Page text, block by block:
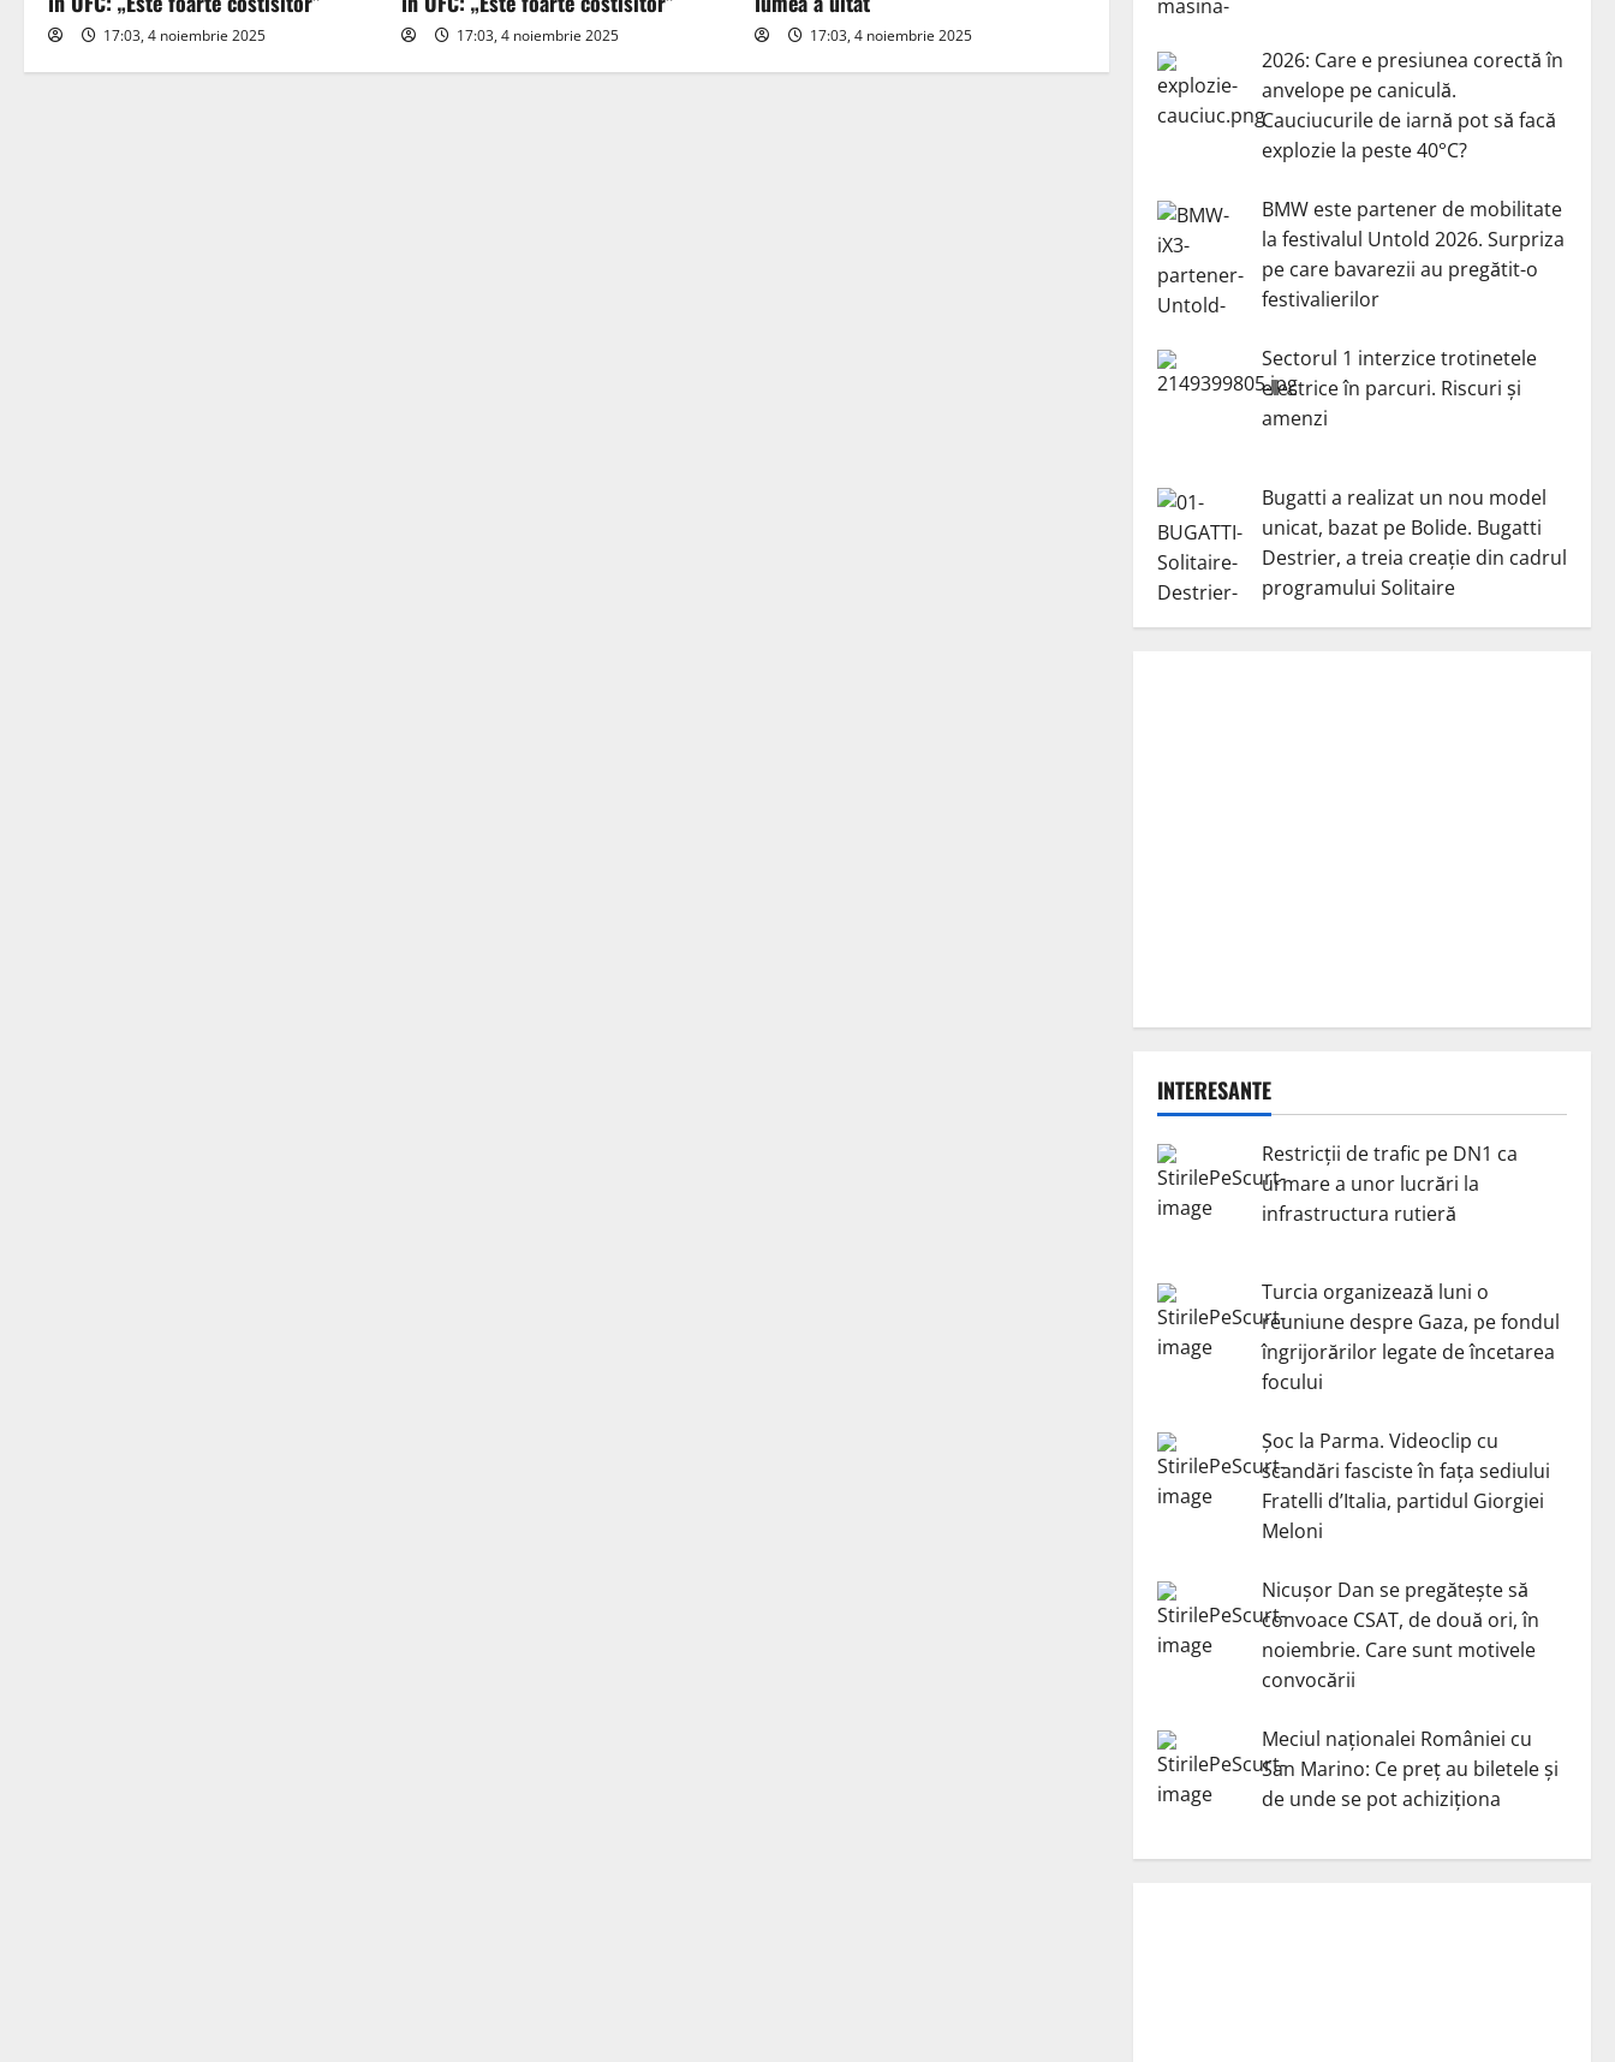
g
a
17:03, 4 noiembrie 2025 17:03, 4 noiembrie 2025 17:03, 4 noiembrie 2025
2026: Care e presiunea corectă în
anvelope pe caniculă.
Cauciucurile de iarnă pot să facă
explozie la peste 40°C?
BMW este partener de mobilitate
la festivalul Untold 2026. Surpriza
pe care bavarezii au pregătit-o
festivalierilor
Sectorul 1 interzice trotinetele
electrice în parcuri. Riscuri și
amenzi
Bugatti a realizat un nou model
unicat, bazat pe Bolide. Bugatti
Destrier, a treia creație din cadrul
programului Solitaire
INTERESANTE
Restricții de trafic pe DN1 ca
urmare a unor lucrări la
infrastructura rutieră
Turcia organizează luni o
reuniune despre Gaza, pe fondul
îngrijorărilor legate de încetarea
focului
Șoc la Parma. Videoclip cu
scandări fasciste în fața sediului
Fratelli d’Italia, partidul Giorgiei
Meloni
Nicuşor Dan se pregăteşte să
convoace CSAT, de două ori, în
noiembrie. Care sunt motivele
convocării
Meciul naționalei României cu
San Marino: Ce preț au biletele și
de unde se pot achiziționa